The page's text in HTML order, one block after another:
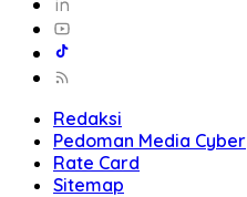
Redaksi
Pedoman Media Cyber
Rate Card
Sitemap